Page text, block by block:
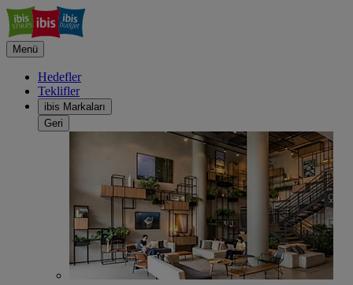
Menü
Hedefler
Teklifler
ibis Markaları
Geri